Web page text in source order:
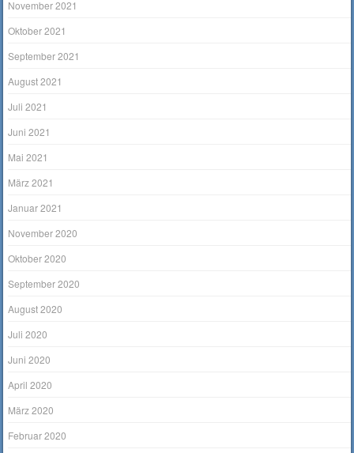
November 2021
Oktober 2021
September 2021
August 2021
Juli 2021
Juni 2021
Mai 2021
März 2021
Januar 2021
November 2020
Oktober 2020
September 2020
August 2020
Juli 2020
Juni 2020
April 2020
März 2020
Februar 2020